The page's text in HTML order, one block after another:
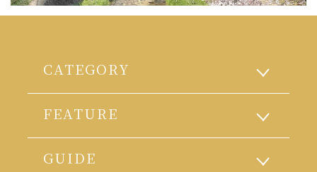
CATEGORY
FEATURE
GUIDE